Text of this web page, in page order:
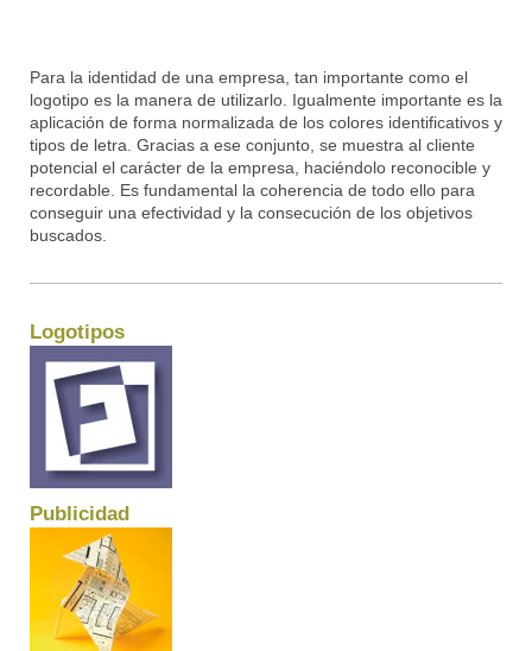
Para la identidad de una empresa, tan importante como el
logotipo es la manera de utilizarlo. Igualmente importante es la
aplicación de forma normalizada de los colores identificativos y
tipos de letra. Gracias a ese conjunto, se muestra al cliente
potencial el carácter de la empresa, haciéndolo reconocible y
recordable. Es fundamental la coherencia de todo ello para
conseguir una efectividad y la consecución de los objetivos
buscados.
Logotipos
Publicidad